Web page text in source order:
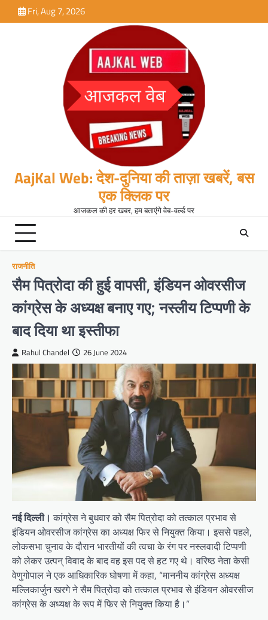
to
Fri, Aug 7, 2026
AajKal Web: देश-दुनिया की ताज़ा खबरें, बस
एक क्लिक पर
आजकल की हर खबर, हम बताएंगे वेब-वर्ल्ड पर
राजनीति
सैम पित्रोदा की हुई वापसी, इंडियन ओवरसीज
कांग्रेस के अध्यक्ष बनाए गए; नस्लीय टिप्पणी के
बाद दिया था इस्तीफा
Rahul Chandel 26 June 2024
नई दिल्ली। कांग्रेस ने बुधवार को सैम पित्रोदा को तत्काल प्रभाव से
इंडियन ओवरसीज कांग्रेस का अध्यक्ष फिर से नियुक्त किया। इससे पहले,
लोकसभा चुनाव के दौरान भारतीयों की त्वचा के रंग पर नस्लवादी टिप्पणी
को लेकर उत्पन् विवाद के बाद वह इस पद से हट गए थे। वरिष्ठ नेता केसी
वेणुगोपाल ने एक आधिकारिक घोषणा में कहा, “माननीय कांग्रेस अध्यक्ष
मल्लिकार्जुन खरगे ने सैम पित्रोदा को तत्काल प्रभाव से इंडियन ओवरसीज
कांग्रेस के अध्यक्ष के रूप में फिर से नियुक्त किया है।”